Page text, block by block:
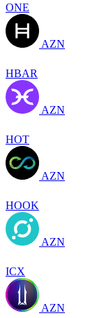
ONE
AZN
HBAR
AZN
HOT
AZN
HOOK
AZN
ICX
AZN